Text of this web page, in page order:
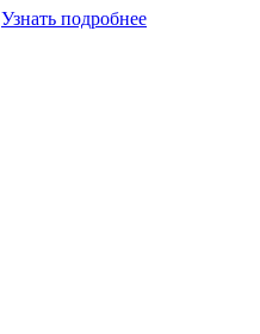
Узнать подробнее